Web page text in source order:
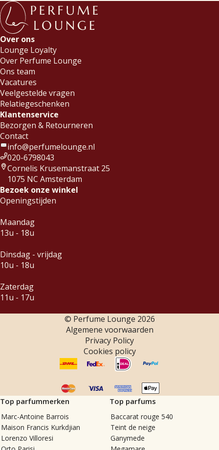
Over ons
Lounge Loyalty
Over Perfume Lounge
Ons team
Vacatures
Veelgestelde vragen
Relatiegeschenken
Klantenservice
Bezorgen & Retourneren
Contact
info@perfumelounge.nl
020-6798043
Cornelis Krusemanstraat 25
1075 NC Amsterdam
Bezoek onze winkel
Openingstijden
Maandag
13u - 18u
Dinsdag - vrijdag
10u - 18u
Zaterdag
11u - 17u
© Perfume Lounge 2026
Algemene voorwaarden
Privacy Policy
Cookies policy
Top parfummerken
Marc-Antoine Barrois
Maison Francis Kurkdjian
Lorenzo Villoresi
Top parfums
Baccarat rouge 540
Teint de neige
Ganymede